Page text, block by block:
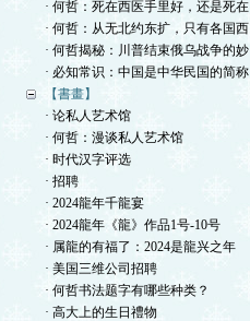
· 何哲：死在西医手里好，还是死在
· 何哲：从无北约东扩，只有各国西
· 何哲揭秘：川普结束俄乌战争的妙
· 必知常识：中国是中华民国的简称
【書畫】
· 论私人艺术馆
· 何哲：漫谈私人艺术馆
· 时代汉字评选
· 招聘
· 2024龍年千龍宴
· 2024龍年《龍》作品1号-10号
· 属龍的有福了：2024是龍兴之年
· 美国三维公司招聘
· 何哲书法题字有哪些种类？
· 高大上的生日禮物